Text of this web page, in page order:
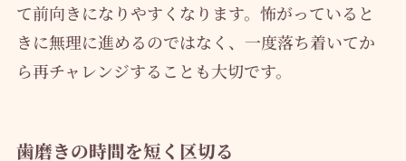
て前向きになりやすくなります。怖がっていると
きに無理に進めるのではなく、一度落ち着いてか
ら再チャレンジすることも大切です。
歯磨きの時間を短く区切る